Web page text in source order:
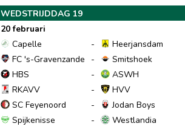
WEDSTRIJDDAG 19
20 februari
Capelle
-
Heerjansdam
FC 's-Gravenzande
-
Smitshoek
HBS
-
ASWH
RKAVV
-
HVV
SC Feyenoord
-
Jodan Boys
Spijkenisse
- Westlandia